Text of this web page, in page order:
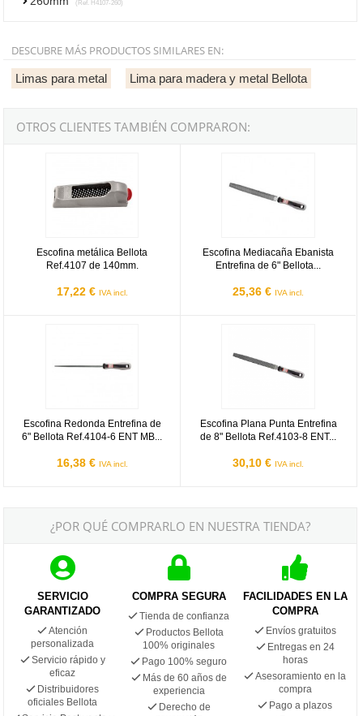
(Ref. H4107-260)
DESCUBRE MÁS PRODUCTOS SIMILARES EN:
Limas para metal Lima para madera y metal Bellota
OTROS CLIENTES TAMBIÉN COMPRARON:
Escofina metálica Bellota
Ref.4107 de 140mm.
17,22 € IVA incl.
Escofina Mediacaña Ebanista
Entrefina de 6" Bellota...
25,36 € IVA incl.
Escofina Redonda Entrefina de
6" Bellota Ref.4104-6 ENT MB...
16,38 € IVA incl.
Escofina Plana Punta Entrefina
de 8" Bellota Ref.4103-8 ENT...
30,10 € IVA incl.
¿POR QUÉ COMPRARLO EN NUESTRA TIENDA?
SERVICIO
GARANTIZADO
Atención
personalizada
Servicio rápido y
eficaz
Distribuidores
oficiales Bellota
COMPRA SEGURA
Tienda de confianza
Productos Bellota
100% originales
Pago 100% seguro
Más de 60 años de
experiencia
Derecho de
FACILIDADES EN LA
COMPRA
Envíos gratuitos
Entregas en 24
horas
Asesoramiento en la
compra
Pago a plazos